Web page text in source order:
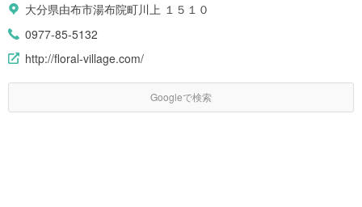
大分県由布市湯布院町川上 １５１０
0977-85-5132
http://floral-village.com/
Googleで検索